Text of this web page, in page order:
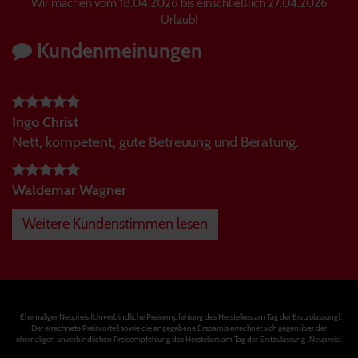
Urlaub!
Kundenmeinungen
Ingo Christ
Nett, kompetent, gute Betreuung und Beratung.
Waldemar Wagner
Weitere Kundenstimmen lesen
1Ehemaliger Neupreis (Unverbindliche Preisempfehlung des Herstellers am Tag der Erstzulassung).
Der errechnete Preisvorteil sowie die angegebene Ersparnis errechnet sich gegenüber der
ehemaligen unverbindlichen Preisempfehlung des Herstellers am Tag der Erstzulassung (Neupreis).